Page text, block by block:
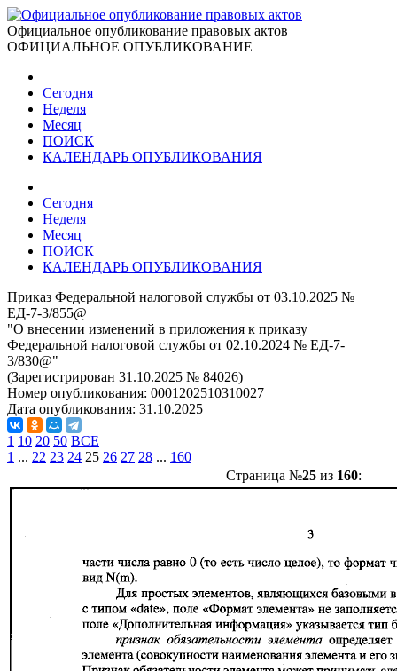
Официальное опубликование правовых актов
ОФИЦИАЛЬНОЕ ОПУБЛИКОВАНИЕ
Сегодня
Неделя
Месяц
ПОИСК
КАЛЕНДАРЬ ОПУБЛИКОВАНИЯ
Сегодня
Неделя
Месяц
ПОИСК
КАЛЕНДАРЬ ОПУБЛИКОВАНИЯ
Приказ Федеральной налоговой службы от 03.10.2025 №
ЕД-7-3/855@
"О внесении изменений в приложения к приказу
Федеральной налоговой службы от 02.10.2024 № ЕД-7-
3/830@"
(Зарегистрирован 31.10.2025 № 84026)
Номер опубликования: 0001202510310027
Дата опубликования: 31.10.2025
1 10 20 50 ВСЕ
1 ... 22 23 24 25 26 27 28 ... 160
Страница №25из 160: